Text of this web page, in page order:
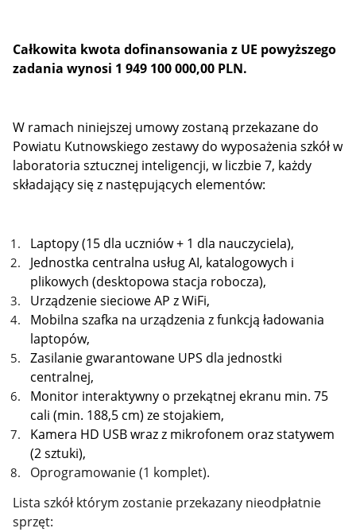
Całkowita kwota dofinansowania z UE powyższego
zadania wynosi 1 949 100 000,00 PLN.
W ramach niniejszej umowy zostaną przekazane do
Powiatu Kutnowskiego zestawy do wyposażenia szkół w
laboratoria sztucznej inteligencji, w liczbie 7, każdy
składający się z następujących elementów:
Laptopy (15 dla uczniów + 1 dla nauczyciela),
Jednostka centralna usług AI, katalogowych i
plikowych (desktopowa stacja robocza),
Urządzenie sieciowe AP z WiFi,
Mobilna szafka na urządzenia z funkcją ładowania
laptopów,
Zasilanie gwarantowane UPS dla jednostki
centralnej,
Monitor interaktywny o przekątnej ekranu min. 75
cali (min. 188,5 cm) ze stojakiem,
Kamera HD USB wraz z mikrofonem oraz statywem
(2 sztuki),
Oprogramowanie (1 komplet).
Lista szkół którym zostanie przekazany nieodpłatnie
sprzęt: